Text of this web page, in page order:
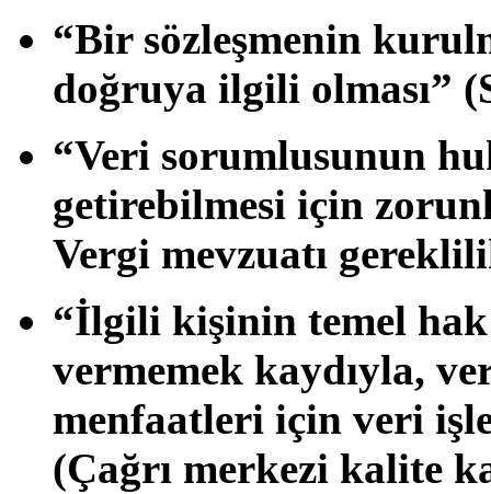
“Bir sözleşmenin
doğruya ilgili olması”
“Veri sorumlusunun
getirebilmesi için
Vergi mevzuatı
“İlgili kişinin temel
vermemek kaydıyla,
menfaatleri için veri
(Çağrı merkezi kalite